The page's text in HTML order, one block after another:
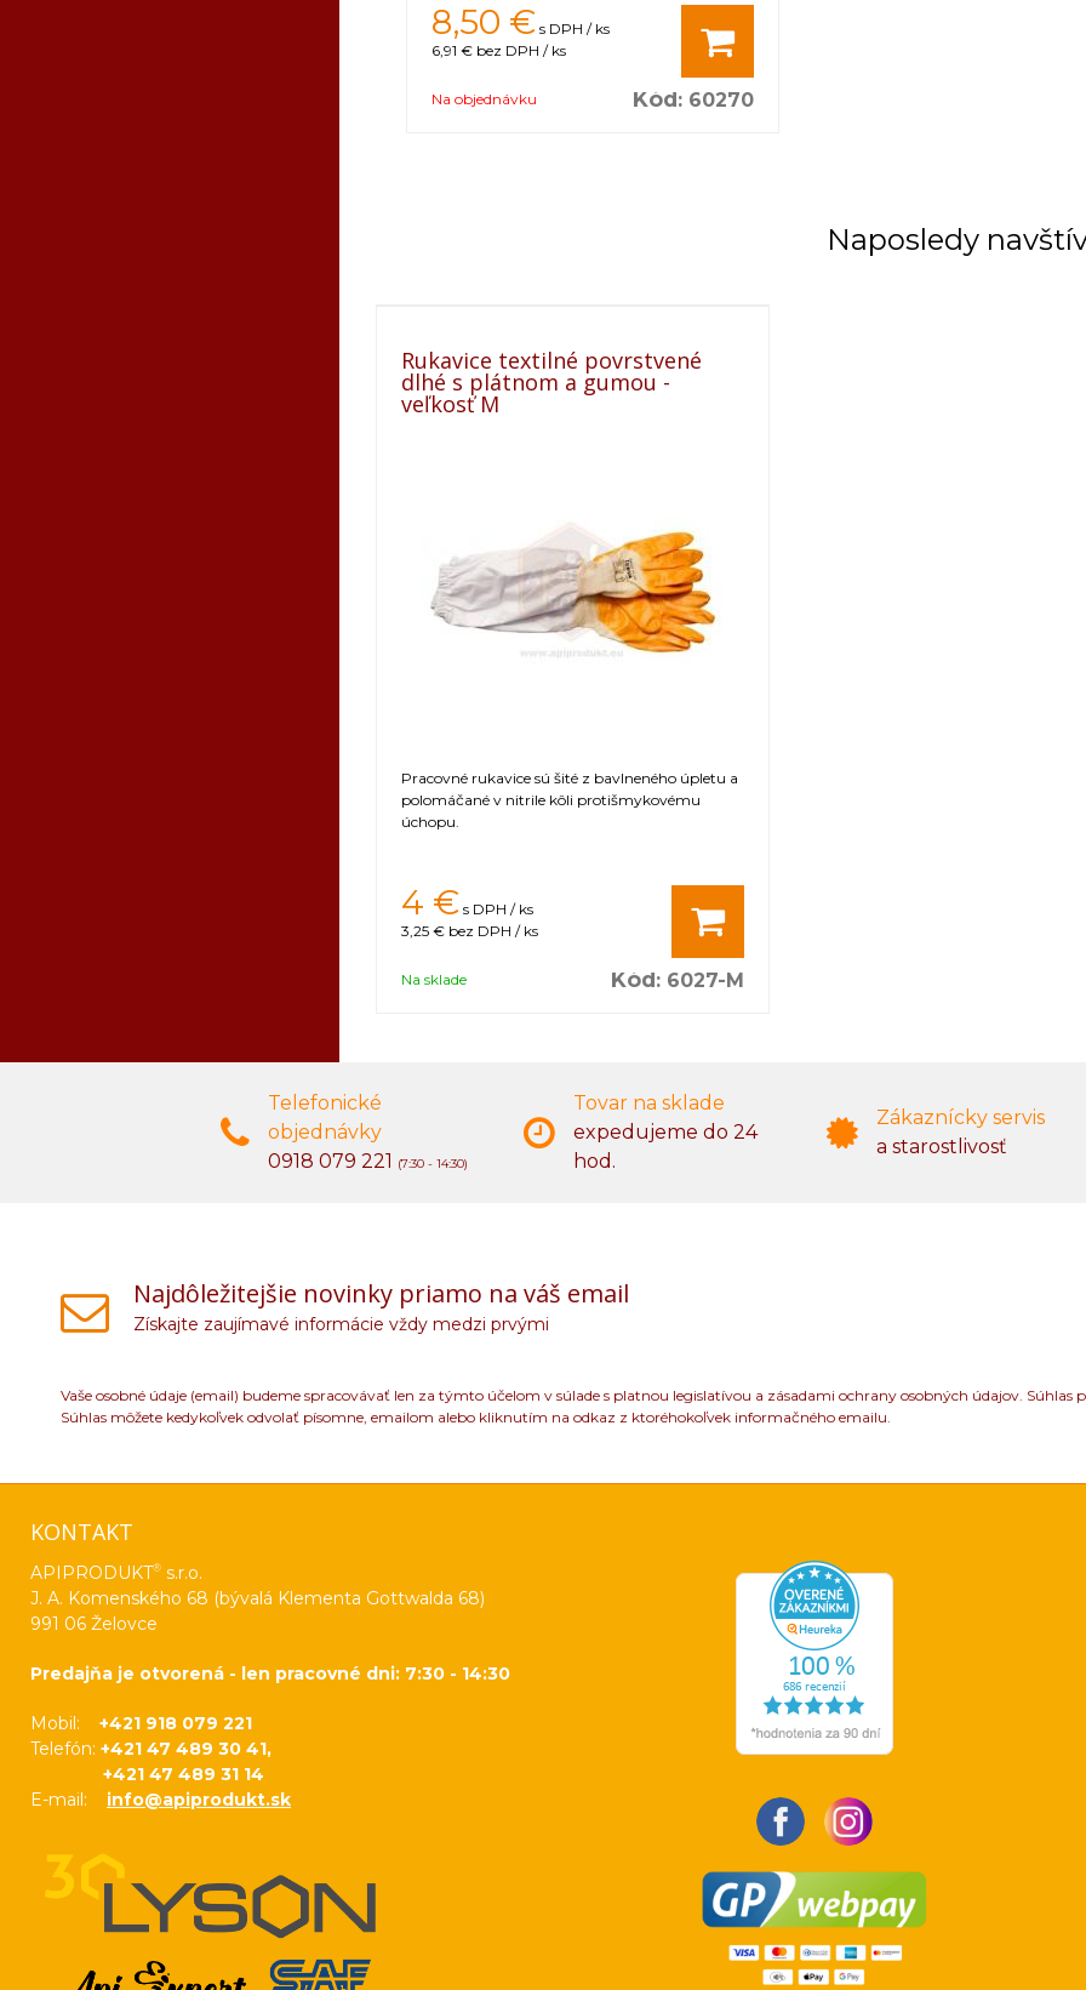
8,50 € s DPH / ks
6,91 € bez DPH / ks
Na objednávku Kód: 60270
Naposledy
Rukavice textilné povrstvené
dlhé s plátnom a gumou -
veľkosť M
Pracovné rukavice sú šité z bavlneného úpletu a
polomáčané v nitrile kôli protišmykovému
úchopu.
4 € s DPH / ks
3,25 € bez DPH / ks
Na sklade Kód: 6027-M
Telefonické
objednávky
0918 079 221
(7:30 - 14:30)
Tovar na sklade
expedujeme do 24
hod.
Zákaznícky servis
a starostlivosť
Najdôležitejšie novinky priamo na váš email
Získajte zaujímavé informácie vždy medzi prvými
Vaše osobné údaje (email) budeme spracovávať len za týmto účelom v súlade s platnou legislatívou a zásadami ochrany osobných údajov.
Súhlas môžete kedykoľvek odvolať písomne, emailom alebo kliknutím na odkaz z ktoréhokoľvek informačného emailu.
KONTAKT
APIPRODUKT® s.r.o.
J. A. Komenského 68 (bývalá Klementa Gottwalda 68)
991 06 Želovce
Predajňa je otvorená - len pracovné dni: 7:30 - 14:30
Mobil: +421 918 079 221
Telefón: +421 47 489 30 41,
+421 47 489 31 14
E-mail: info@apiprodukt.sk